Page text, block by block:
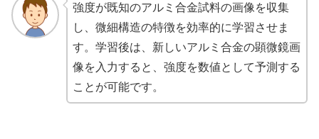
強度が既知のアルミ合金試料の画像を収集
し、微細構造の特徴を効率的に学習させま
す。学習後は、新しいアルミ合金の顕微鏡画
像を入力すると、強度を数値として予測する
ことが可能です。